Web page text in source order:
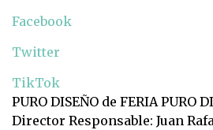
Facebook
Twitter
TikTok
PURO DISEÑO de FERIA PURO
Director Responsable: Juan